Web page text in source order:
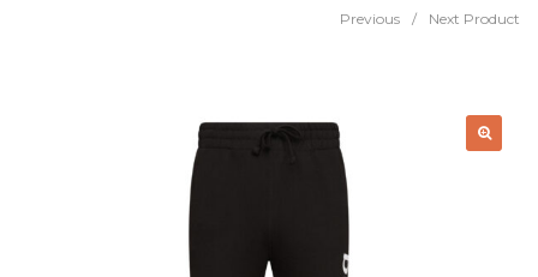
Previous / Next Product